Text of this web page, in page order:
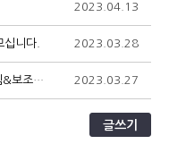
2023.04.13
니다. 2023.03.28
부산 해운대구 반여동 인지태권도 정사범님&보조사범님 모십니다, 2023.03.27
글쓰기